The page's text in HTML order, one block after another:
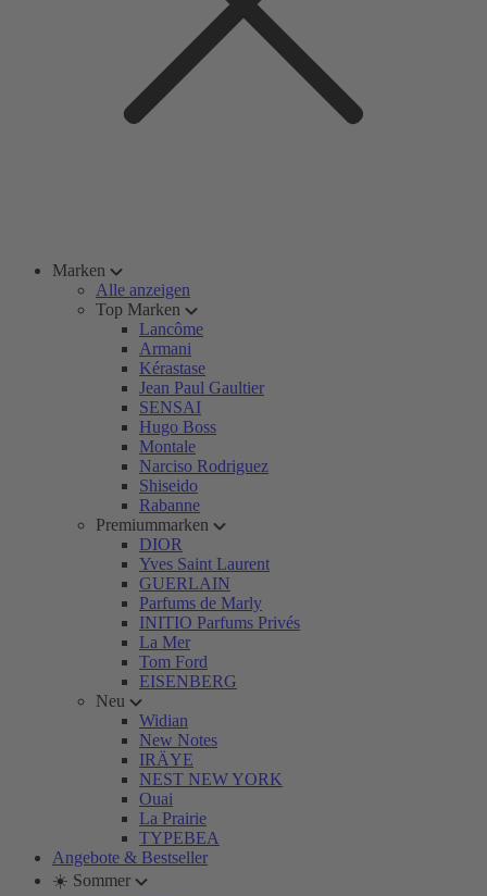
Marken
Alle anzeigen
Top Marken
Lancôme
Armani
Kérastase
Jean Paul Gaultier
SENSAI
Hugo Boss
Montale
Narciso Rodriguez
Shiseido
Rabanne
Premiummarken
DIOR
Yves Saint Laurent
GUERLAIN
Parfums de Marly
INITIO Parfums Privés
La Mer
Tom Ford
EISENBERG
Neu
Widian
New Notes
IRÄYE
NEST NEW YORK
Ouai
La Prairie
TYPEBEA
Angebote & Bestseller
☀️ Sommer